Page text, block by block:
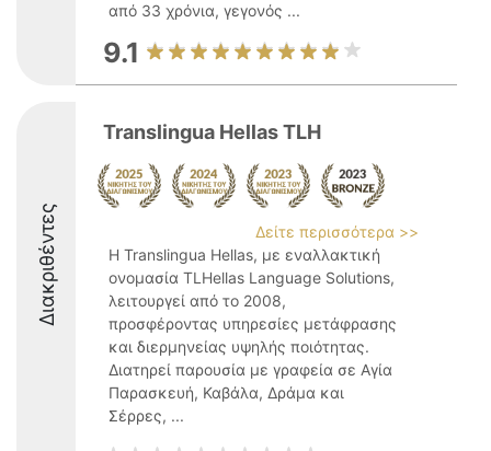
από 33 χρόνια, γεγονός ...
9.1
Διακριθέντες
Translingua Hellas TLH
Δείτε περισσότερα >>
Η Translingua Hellas, με εναλλακτική
ονομασία TLHellas Language Solutions,
λειτουργεί από το 2008,
προσφέροντας υπηρεσίες μετάφρασης
και διερμηνείας υψηλής ποιότητας.
Διατηρεί παρουσία με γραφεία σε Αγία
Παρασκευή, Καβάλα, Δράμα και
Σέρρες, ...